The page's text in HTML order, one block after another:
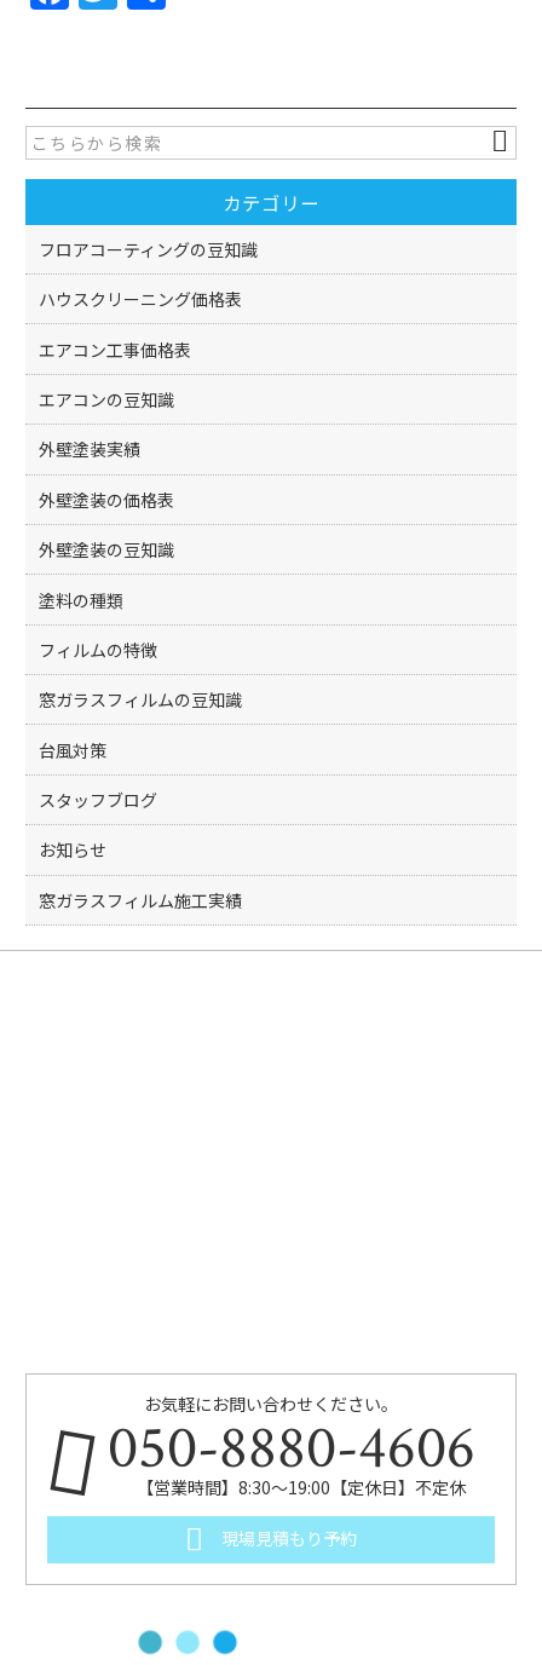
a
e
b
o
o
k
w
er
カテゴリー
フロアコーティングの豆知識
ハウスクリーニング価格表
エアコン工事価格表
エアコンの豆知識
外壁塗装実績
外壁塗装の価格表
外壁塗装の豆知識
塗料の種類
フィルムの特徴
窓ガラスフィルムの豆知識
台風対策
スタッフブログ
お知らせ
窓ガラスフィルム施工実績
お気軽にお問い合わせください。
050-8880-4606
【営業時間】8:30～19:00【定休日】不定休
現場見積もり予約